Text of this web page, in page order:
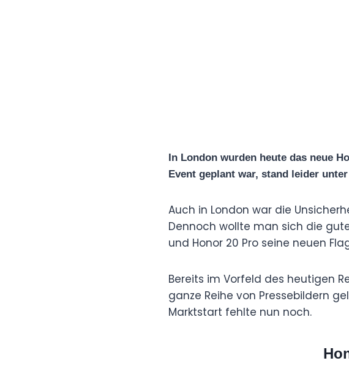
In London wurden heute das neue
Event geplant war, stand leider
Auch in London war die
Dennoch wollte man sich die
und Honor 20 Pro seine neuen
Bereits im Vorfeld des heutigen
ganze Reihe von Pressebildern
Marktstart fehlte nun noch.